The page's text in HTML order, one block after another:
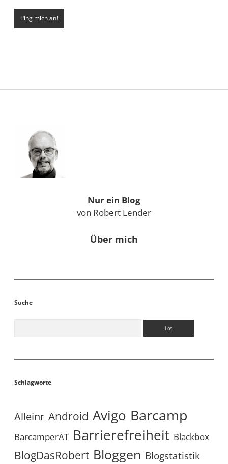
Sidebar
Nur ein Blog
von Robert Lender
Über mich
Suche
Schlagworte
Alleinr Android Avigo Barcamp
BarcamperAT Barrierefreiheit Blackbox
BlogDasRobert Bloggen Blogstatistik